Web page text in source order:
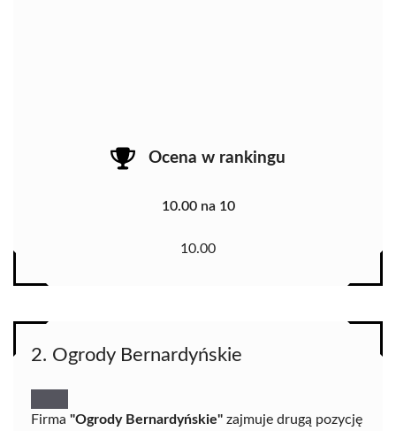
Ocena w rankingu
10.00 na 10
10.00
2. Ogrody Bernardyńskie
Firma "Ogrody Bernardyńskie" zajmuje drugą pozycję